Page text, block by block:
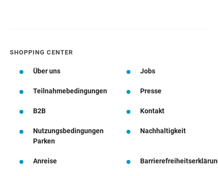
SHOPPING CENTER
Über uns Jobs
Teilnahmebedingungen Presse
B2B Kontakt
Nutzungsbedingungen
Parken
Nachhaltigkeit
Anreise